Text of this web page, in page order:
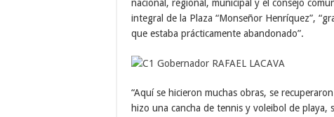
nacional, regional, municipal y el consejo
integral de la Plaza “Monseñor Henríquez”,
que estaba prácticamente abandonado”.
“Aquí se hicieron muchas obras, se
hizo una cancha de tennis y voleibol de